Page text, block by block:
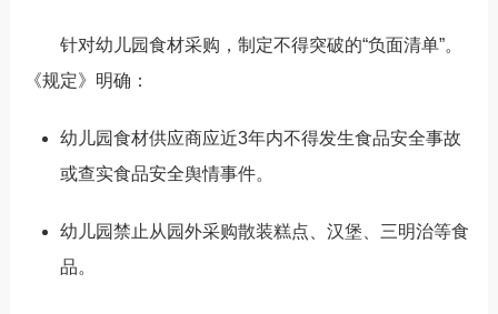
针对幼儿园食材采购，制定不得突破的“负面清单”。
《规定》明确：
幼儿园食材供应商应近3年内不得发生食品安全事故
或查实食品安全舆情事件。
幼儿园禁止从园外采购散装糕点、汉堡、三明治等食
品。